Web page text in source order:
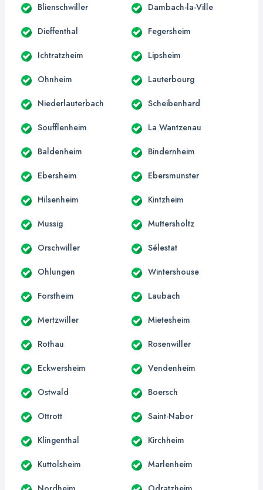
Blienschwiller Dambach-la-Ville
Dieffenthal Fegersheim
Ichtratzheim Lipsheim
Ohnheim Lauterbourg
Niederlauterbach Scheibenhard
Soufflenheim La Wantzenau
Baldenheim Bindernheim
Ebersheim Ebersmunster
Hilsenheim Kintzheim
Mussig Muttersholtz
Orschwiller Sélestat
Ohlungen Wintershouse
Forstheim Laubach
Mertzwiller Mietesheim
Rothau Rosenwiller
Eckwersheim Vendenheim
Ostwald Boersch
Ottrott Saint-Nabor
Klingenthal Kirchheim
Kuttolsheim Marlenheim